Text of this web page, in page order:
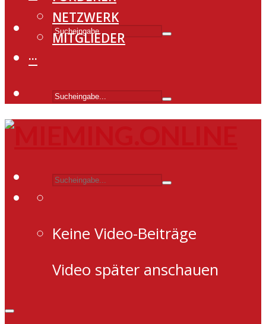
NETZWERK
MITGLIEDER
···
Keine Video-Beiträge
Video später anschauen